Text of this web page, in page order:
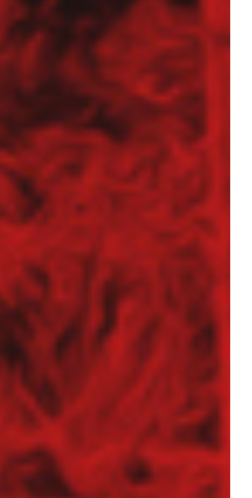
na terenie całego kraju
geotechniki
ds. ofertowania
gruntu i fundamentowanie
DSM
jet-grouting